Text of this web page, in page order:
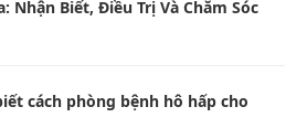
Nhận Biết, Điều Trị Và Chăm Sóc
cách phòng bệnh hô hấp cho